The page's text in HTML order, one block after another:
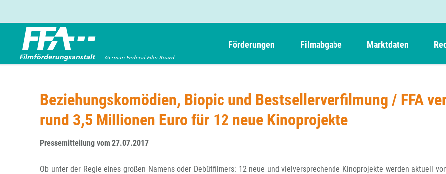
Förderungen
Entwicklungsförderung
Produktionsförderung
Verleihförderung
Folgevorhaben aus BKM-Preismitteln
Navigation
überspringen
Einreich- und Sitzungstermine
Webinare
Förderergebnisse
Filmabgabe
Filmabgabe von Videoprogrammanbietern
Filmabgabe von Fernsehveranstaltern
Marktdaten
FFA 2025
Die FFA in Kürze
Gremien
Referendariat
Kurzfilmpreis Short Tiger
German Films und Vision Kino
Der besondere Kinderfilm
Beziehungskomödien, Biopic und Bestsellerverfilmung / FFA
rund 3,5 Millionen Euro für 12 neue Kinoprojekte
Pressemitteilung vom 27.07.2017
Ob unter der Regie eines großen Namens oder Debütfilmers: 12 neue und vielversprechende Kinoprojekte werden aktuell